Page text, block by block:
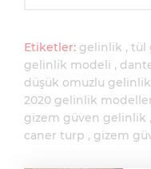
Etiketler: gelinlik tül
gelinlik modeli
düşük omuzlu gelinlik
2020 gelinlik
gizem güven gelinlik
caner turp
gizem